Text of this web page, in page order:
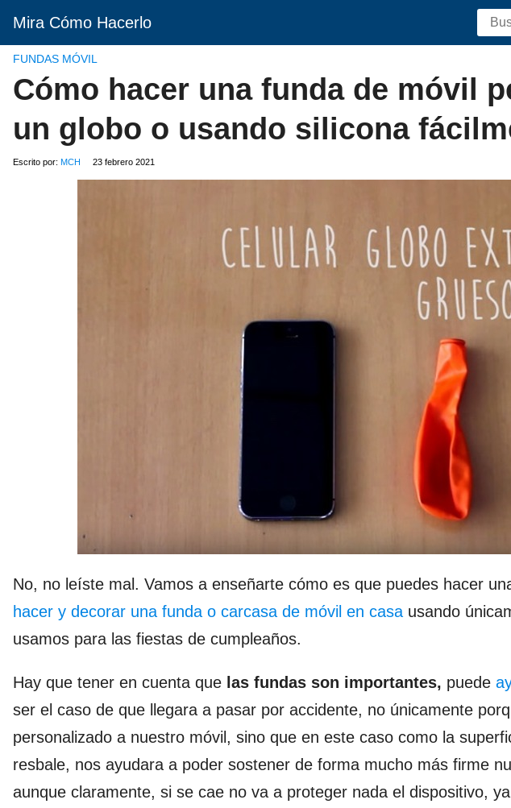
Mira Cómo Hacerlo
FUNDAS MÓVIL
Cómo hacer una funda de móvil
un globo o usando silicona
Escrito por: MCH 23 febrero 2021
No, no leíste mal. Vamos a enseñarte cómo es que puedes hacer
hacer y decorar una funda o carcasa de móvil en casa usando
usamos para las fiestas de cumpleaños.
Hay que tener en cuenta que las fundas son importantes, puede
ser el caso de que llegara a pasar por accidente, no únicamente
personalizado a nuestro móvil, sino que en este caso como la
resbale, nos ayudara a poder sostener de forma mucho más firme
aunque claramente, si se cae no va a proteger nada el dispositivo,